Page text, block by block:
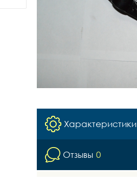
Характеристики
Отзывы 0